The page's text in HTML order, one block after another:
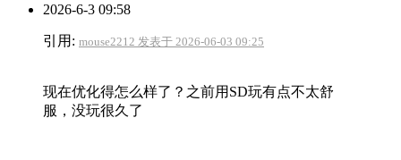
2026-6-3 09:58
引用: mouse2212 发表于 2026-06-03 09:25
现在优化得怎么样了？之前用SD玩有点不太舒
服，没玩很久了